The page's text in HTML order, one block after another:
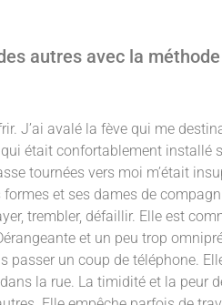
autres avec la
J’ai avalé la fève qui me
était confortablement installé
tournées vers moi m’était
et ses dames de
trembler, défaillir. Elle est
et un peu trop
un coup de téléphone.
la rue. La timidité et la peur